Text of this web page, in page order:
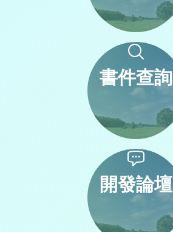
書件查詢
開發論壇